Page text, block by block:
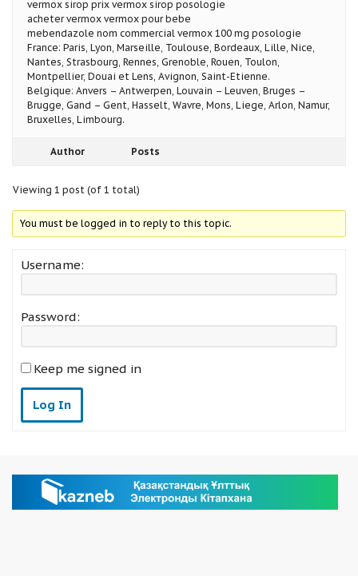
vermox sirop prix vermox sirop posologie
acheter vermox vermox pour bebe
mebendazole nom commercial vermox 100 mg posologie
France: Paris, Lyon, Marseille, Toulouse, Bordeaux, Lille, Nice,
Nantes, Strasbourg, Rennes, Grenoble, Rouen, Toulon,
Montpellier, Douai et Lens, Avignon, Saint-Etienne.
Belgique: Anvers – Antwerpen, Louvain – Leuven, Bruges –
Brugge, Gand – Gent, Hasselt, Wavre, Mons, Liege, Arlon, Namur,
Bruxelles, Limbourg.
Author Posts
Viewing 1 post (of 1 total)
You must be logged in to reply to this topic.
Username:
Password:
Keep me signed in
Log In